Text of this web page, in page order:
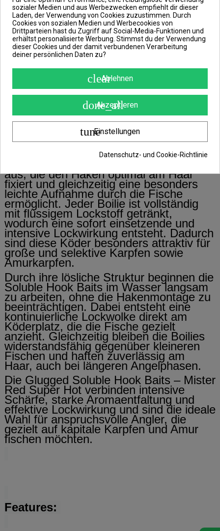
speziell entwickelt wurden, um eine
maximale Lockwirkung bei der Karpfen-
und Amurangelei zu erzielen. Die
Kombination aus der bewährten Mister
Red Super Hot Mischung und fein
abgestimmten Zusatzstoffen sorgt für
einen intensiven, markanten
Geschmack, der selbst vorsichtige und
erfahrene Fische zum Anbiss verleitet.
Das speziell abgestimmte Mister Red
Super Hot Aroma verstärkt die
Lockwirkung zusätzlich und sorgt für
eine gleichmäßige Freisetzung der
Duftstoffe im Wasser.
Die Glugged Boilies zeichnen sich durch
aus, die den Haken optimal am Haar
fixiert und gleichzeitig eine besonders
leichte Aufnahme durch die Fische
ermöglicht. Jeder Boilie ist vollständig
mit flüssigem Lockstoff getränkt,
wodurch eine sofort einsetzende und
intensive Lockwirkung entsteht. Dadurch
sind diese Köder besonders attraktiv für
große und selektive Karpfen sowie
Amurkarpfen.
Durch ihre lösliche Struktur beginnen die
Soluble Hook Baits im Wasser langsam
zu arbeiten, ohne die Hakenmontage zu
beeinträchtigen. Dabei entsteht eine
kontinuierliche Lockwolke direkt am
Köderplatz, die die Fische gezielt
anzieht. Gleichzeitig bleiben die Boilies
widerstandsfähig gegenüber kleineren
Fischen und haften zuverlässig am
Haar, auch bei längeren Angelphasen.
Die Glugged Soluble Hook Baits – Mister
Red Super Hot verbinden intensive
Schärfe, starke Aromaentfaltung und
effektive Lockwirkung und sind die ideale
Wahl für anspruchsvolle Angler, die
gezielt auf kapitale Karpfen und Amur
fischen möchten.
Features:
sozialer Medien und aus Werbezwecken empfiehlt dir dieser
Laden, der Verwendung von Cookies zuzustimmen. Durch
Cookies von sozialen Medien und Werbecookies von
Drittparteien hast du Zugriff auf Social-Media-Funktionen und
erhältst personalisierte Werbung. Stimmst du der Verwendung
dieser Cookies und der damit verbundenen Verarbeitung
deiner persönlichen Daten zu?
clearAblehnen
done_all
Akzeptieren
tuneEinstellungen
Datenschutz- und Cookie-Richtlinie